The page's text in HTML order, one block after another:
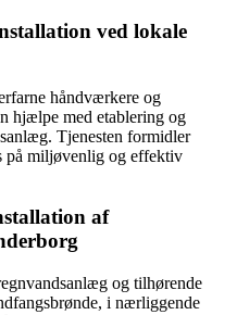
ved lokale
håndværkere og
hjælpe med etablering og
Tjenesten formidler
på miljøvenlig og effektiv
af
og tilhørende
i nærliggende